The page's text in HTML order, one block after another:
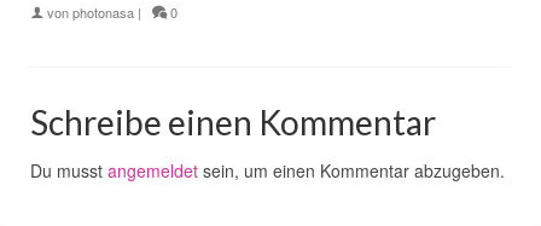
vonphotonasa | 0
Schreibe einen Kommentar
Du musst angemeldet sein, um einen Kommentar abzugeben.